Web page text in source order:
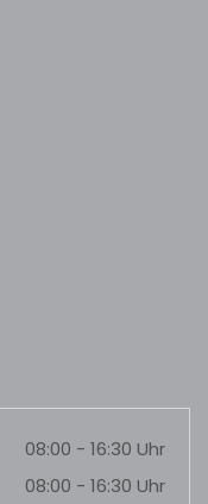
08:00 - 16:30 Uhr
08:00 - 16:30 Uhr